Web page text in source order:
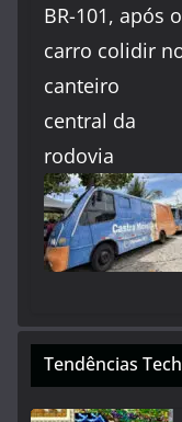
Tendências Tech